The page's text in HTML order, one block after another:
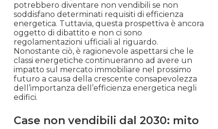
Cosa succederà dopo il 2030: